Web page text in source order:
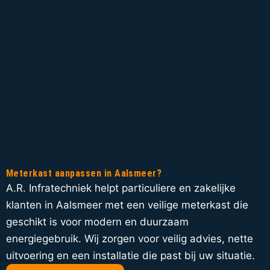
Meterkast aanpassen in Aalsmeer?
A.R. Infratechniek helpt particuliere en zakelijke
klanten in Aalsmeer met een veilige meterkast die
geschikt is voor modern en duurzaam
energiegebruik. Wij zorgen voor veilig advies, nette
uitvoering en een installatie die past bij uw situatie.